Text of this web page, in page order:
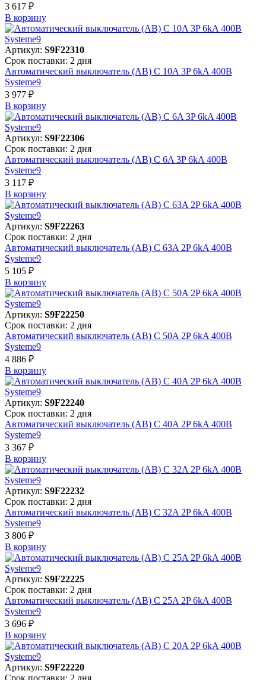
3 617 ₽
В корзинy
Артикул: S9F22310
Срок поставки: 2 дня
Автоматический выключатель (АВ) C 10A 3P 6kA 400В
Systeme9
3 977 ₽
В корзинy
Артикул: S9F22306
Срок поставки: 2 дня
Автоматический выключатель (АВ) C 6A 3P 6kA 400В
Systeme9
3 117 ₽
В корзинy
Артикул: S9F22263
Срок поставки: 2 дня
Автоматический выключатель (АВ) C 63A 2P 6kA 400В
Systeme9
5 105 ₽
В корзинy
Артикул: S9F22250
Срок поставки: 2 дня
Автоматический выключатель (АВ) C 50A 2P 6kA 400В
Systeme9
4 886 ₽
В корзинy
Артикул: S9F22240
Срок поставки: 2 дня
Автоматический выключатель (АВ) C 40A 2P 6kA 400В
Systeme9
3 367 ₽
В корзинy
Артикул: S9F22232
Срок поставки: 2 дня
Автоматический выключатель (АВ) C 32A 2P 6kA 400В
Systeme9
3 806 ₽
В корзинy
Артикул: S9F22225
Срок поставки: 2 дня
Автоматический выключатель (АВ) C 25A 2P 6kA 400В
Systeme9
3 696 ₽
В корзинy
Артикул: S9F22220
Срок поставки: 2 дня